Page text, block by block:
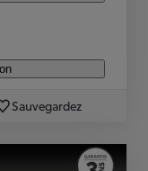
Sauvegardez